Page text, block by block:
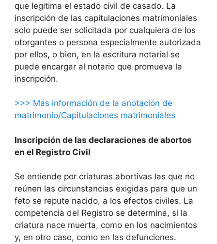
que legitima el estado civil de casado. La
inscripción de las capitulaciones matrimoniales
solo puede ser solicitada por cualquiera de los
otorgantes o persona especialmente autorizada
por ellos, o bien, en la escritura notarial se
puede encargar al notario que promueva la
inscripción.
>>> Más información de la anotación de
matrimonio/Capitulaciones matrimoniales
Inscripción de las declaraciones de abortos
en el Registro Civil
Se entiende por criaturas abortivas las que no
reúnen las circunstancias exigidas para que un
feto se repute nacido, a los efectos civiles. La
competencia del Registro se determina, si la
criatura nace muerta, como en los nacimientos
y, en otro caso, como en las defunciones.